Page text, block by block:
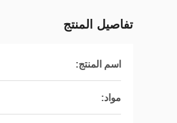
تفاصيل المنتج
اسم المنتج:
مواد: